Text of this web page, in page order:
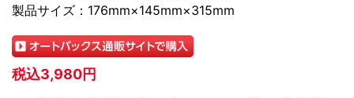
製品サイズ：176mm×145mm×315mm
税込3,980円